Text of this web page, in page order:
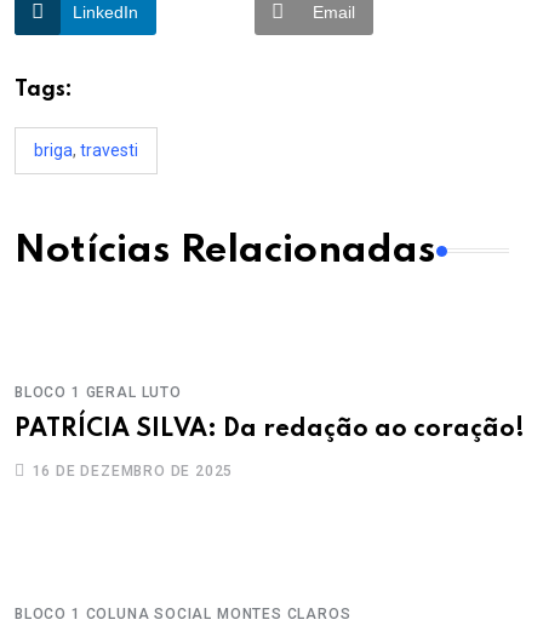
LinkedIn Email
Tags:
briga, travesti
Notícias Relacionadas
BLOCO 1 GERAL LUTO
PATRÍCIA SILVA: Da redação ao coração!
16 DE DEZEMBRO DE 2025
BLOCO 1 COLUNA SOCIAL MONTES CLAROS